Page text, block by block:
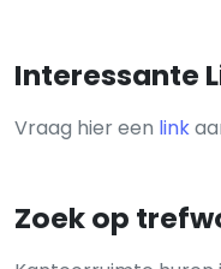
Interessante
Vraag hier een link
Zoek op